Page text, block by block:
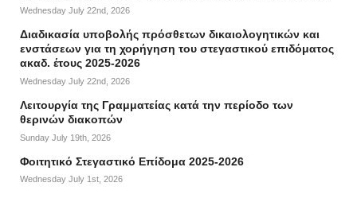
Wednesday July 22nd, 2026
Διαδικασία υποβολής πρόσθετων δικαιολογητικών και
ενστάσεων για τη χορήγηση του στεγαστικού επιδόματος
ακαδ. έτους 2025-2026
Wednesday July 22nd, 2026
Λειτουργία της Γραμματείας κατά την περίοδο των
θερινών διακοπών
Sunday July 19th, 2026
Φοιτητικό Στεγαστικό Επίδομα 2025-2026
Wednesday July 1st, 2026